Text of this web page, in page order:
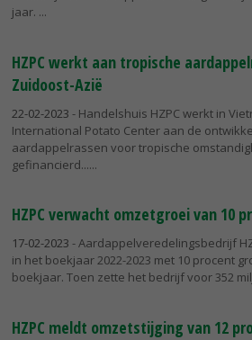
jaar.
HZPC werkt aan tropische
Zuidoost-Azië
22-02-2023 - Handelshuis HZPC werkt in
International Potato Center aan de
aardappelrassen voor tropische
gefinancierd...
HZPC verwacht omzetgroei van 10
17-02-2023 - Aardappelveredelingsbedrijf
in het boekjaar 2022-2023 met 10 procent
boekjaar. Toen zette het bedrijf voor 352
HZPC meldt omzetstijging van 12